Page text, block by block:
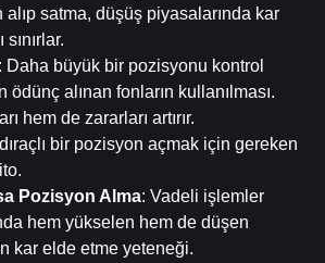
alıp satma, düşüş piyasalarında kar
sınırlar.
: Daha büyük bir pozisyonu kontrol
ödünç alınan fonların kullanılması.
hem de zararları artırır.
bir pozisyon açmak için gereken
Pozisyon Alma: Vadeli işlemler
hem yükselen hem de düşen
kar elde etme yeteneği.